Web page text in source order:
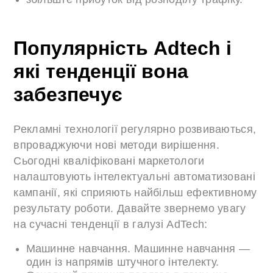
Популярність Adtech і
які тенденції вона
забезпечує
Рекламні технології регулярно розвиваються,
впроваджуючи нові методи вирішення.
Сьогодні кваліфіковані маркетологи
налаштовують інтелектуальні автоматизовані
кампанії, які сприяють найбільш ефективному
результату роботи. Давайте звернемо увагу
на сучасні тенденції в галузі AdTech:
Машинне навчання. Машинне навчання —
один із напрямів штучного інтелекту.